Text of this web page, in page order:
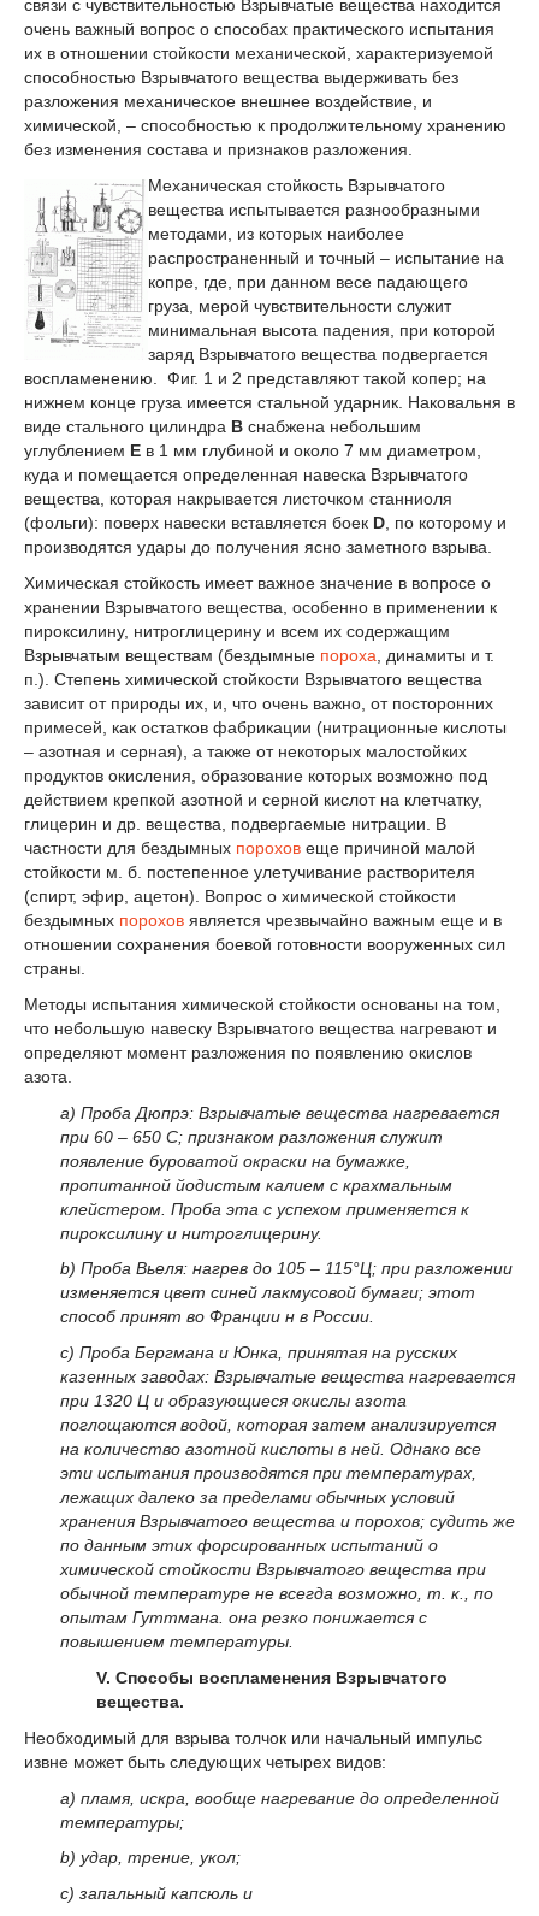
связи с чувствительностью Взрывчатые вещества находится
очень важный вопрос о способах практического испытания
их в отношении стойкости механической, характеризуемой
способностью Взрывчатого вещества выдерживать без
разложения механическое внешнее воздействие, и
химической, – способностью к продолжительному хранению
без изменения состава и признаков разложения.
Механическая стойкость Взрывчатого
вещества испытывается разнообразными
методами, из которых наиболее
распространенный и точный – испытание на
копре, где, при данном весе падающего
груза, мерой чувствительности служит
минимальная высота падения, при которой
заряд Взрывчатого вещества подвергается
воспламенению. Фиг. 1 и 2 представляют такой копер; на
нижнем конце груза имеется стальной ударник. Наковальня в
виде стального цилиндра В снабжена небольшим
углублением Е в 1 мм глубиной и около 7 мм диаметром,
куда и помещается определенная навеска Взрывчатого
вещества, которая накрывается листочком станниоля
(фольги): поверх навески вставляется боек D, по которому и
производятся удары до получения ясно заметного взрыва.
Химическая стойкость имеет важное значение в вопросе о
хранении Взрывчатого вещества, особенно в применении к
пироксилину, нитроглицерину и всем их содержащим
Взрывчатым веществам (бездымные пороха , динамиты и т.
п.). Степень химической стойкости Взрывчатого вещества
зависит от природы их, и, что очень важно, от посторонних
примесей, как остатков фабрикации (нитрационные кислоты
– азотная и серная), а также от некоторых малостойких
продуктов окисления, образование которых возможно под
действием крепкой азотной и серной кислот на клетчатку,
глицерин и др. вещества, подвергаемые нитрации. В
частности для бездымных порохов еще причиной малой
стойкости м. б. постепенное улетучивание растворителя
(спирт, эфир, ацетон). Вопрос о химической стойкости
бездымных порохов является чрезвычайно важным еще и в
отношении сохранения боевой готовности вооруженных сил
страны.
Методы испытания химической стойкости основаны на том,
что небольшую навеску Взрывчатого вещества нагревают и
определяют момент разложения по появлению окислов
азота.
а) Проба Дюпрэ: Взрывчатые вещества нагревается
при 60 – 650 С; признаком разложения служит
появление буроватой окраски на бумажке,
пропитанной йодистым калием с крахмальным
клейстером. Проба эта с успехом применяется к
пироксилину и нитроглицерину.
b) Проба Вьеля: нагрев до 105 – 115°Ц; при разложении
изменяется цвет синей лакмусовой бумаги; этот
способ принят во Франции н в России.
с) Проба Бергмана и Юнка, принятая на русских
казенных заводах: Взрывчатые вещества нагревается
при 1320 Ц и образующиеся окислы азота
поглощаются водой, которая затем анализируется
на количество азотной кислоты в ней. Однако все
эти испытания производятся при температурах,
лежащих далеко за пределами обычных условий
хранения Взрывчатого вещества и порохов; судить же
по данным этих форсированных испытаний о
химической стойкости Взрывчатого вещества при
обычной температуре не всегда возможно, т. к., по
опытам Гуттмана. она резко понижается с
повышением температуры.
V. Способы воспламенения Взрывчатого
вещества.
Необходимый для взрыва толчок или начальный импульс
извне может быть следующих четырех видов:
а) пламя, искра, вообще нагревание до определенной
температуры;
b) удар, трение, укол;
с) запальный капсюль и